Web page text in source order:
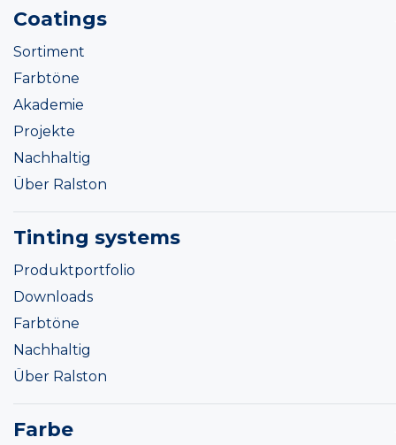
Coatings
Sortiment
Farbtöne
Akademie
Projekte
Nachhaltig
Über Ralston
Tinting systems
Produktportfolio
Downloads
Farbtöne
Nachhaltig
Über Ralston
Farbe